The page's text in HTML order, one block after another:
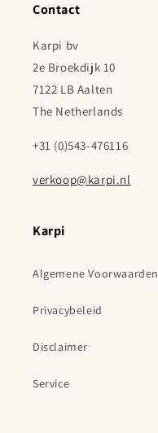
Contact
Karpi bv
2e Broekdijk 10
7122 LB Aalten
The Netherlands
+31 (0)543-476116
verkoop@karpi.nl
Karpi
Algemene Voorwaarden
Privacybeleid
Disclaimer
Service